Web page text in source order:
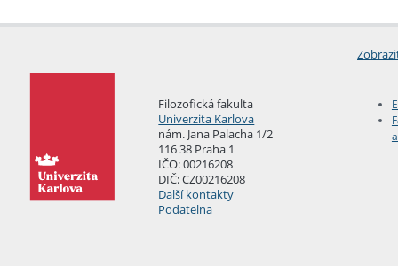
Filozofická fakulta
Univerzita Karlova
nám. Jana Palacha 1/2
116 38 Praha 1
IČO: 00216208
DIČ: CZ00216208
Další kontakty
Podatelna